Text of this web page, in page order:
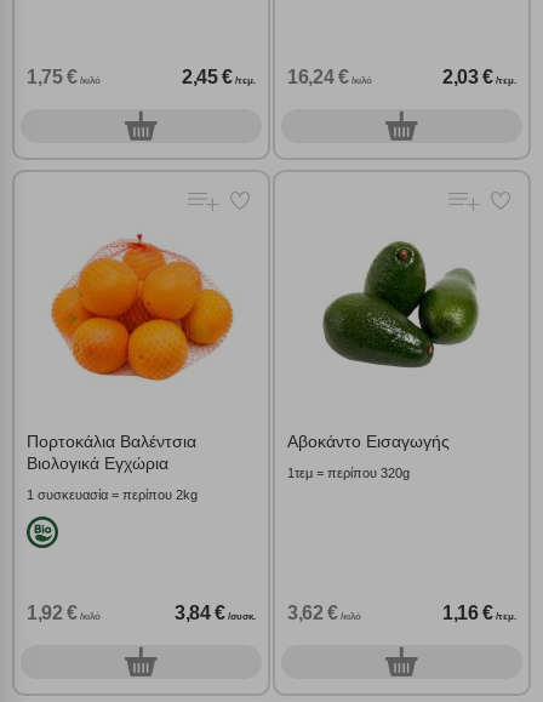
1,75 € /κιλό 2,45 € /τεμ.
0τεμ.
16,24 € /κιλό 2,03 € /τεμ.
0τεμ.
Πορτοκάλια Βαλέντσια
Βιολογικά Εγχώρια
1 συσκευασία = περίπου 2kg
1,92 € /κιλό 3,84 € /συσκ.
0 συσκ.
Αβοκάντο Εισαγωγής
1τεμ = περίπου 320g
3,62 € /κιλό 1,16 € /τεμ.
0τεμ.